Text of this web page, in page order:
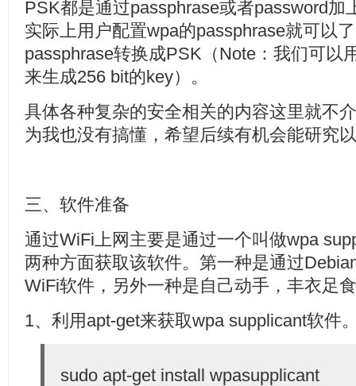
PSK都是通过passphrase或者password加
实际上用户配置wpa的passphrase就可以
passphrase转换成PSK（Note：我们可以
来生成256 bit的key）。
具体各种复杂的安全相关的内容这里就不
为我也没有搞懂，希望后续有机会能研究
三、软件准备
通过WiFi上网主要是通过一个叫做wpa
两种方面获取该软件。第一种是通过
WiFi软件，另外一种是自己动手，丰衣足
1、利用apt-get来获取wpa supplicant软件
sudo apt-get install wpasupplicant